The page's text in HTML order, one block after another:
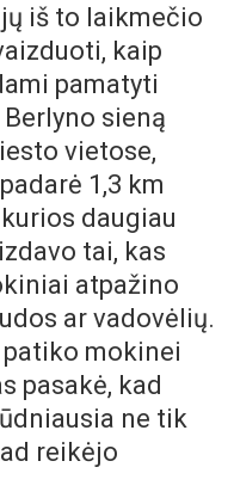
iš to laikmečio
kaip
pamatyti
sieną
vietose,
1,3 km
daugiau
tai, kas
atpažino
ar vadovėlių.
mokinei
pasakė, kad
ne tik
reikėjo